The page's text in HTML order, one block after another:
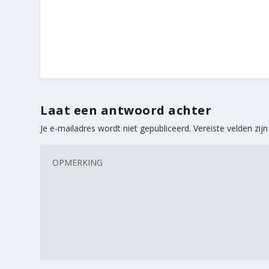
Laat een antwoord achter
Je e-mailadres wordt niet gepubliceerd. Vereiste velden